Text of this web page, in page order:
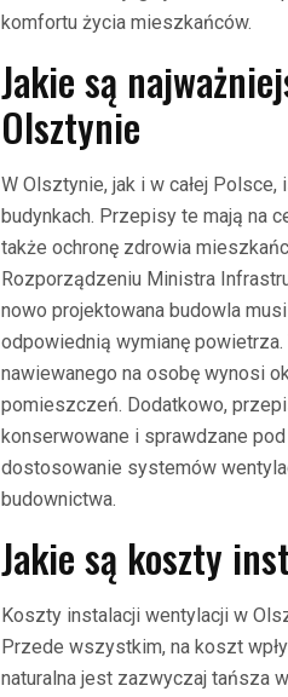
komfortu życia mieszkańców.
Jakie są
Olsztynie
W Olsztynie, jak i w całej
budynkach. Przepisy te mają na
także ochronę zdrowia
Rozporządzeniu Ministra
nowo projektowana budowla
odpowiednią wymianę
nawiewanego na osobę wynosi
pomieszczeń. Dodatkowo,
konserwowane i sprawdzane
dostosowanie systemów
budownictwa.
Jakie są koszty
Koszty instalacji wentylacji w
Przede wszystkim, na koszt
naturalna jest zazwyczaj tańsza